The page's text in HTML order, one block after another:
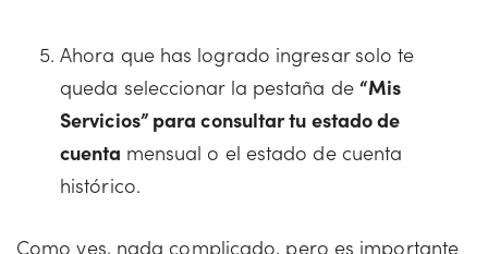
Ahora que has logrado ingresar solo te
queda seleccionar la pestaña de “Mis
Servicios” para consultar tu estado de
cuenta mensual o el estado de cuenta
histórico.
Como ves, nada complicado, pero es importante